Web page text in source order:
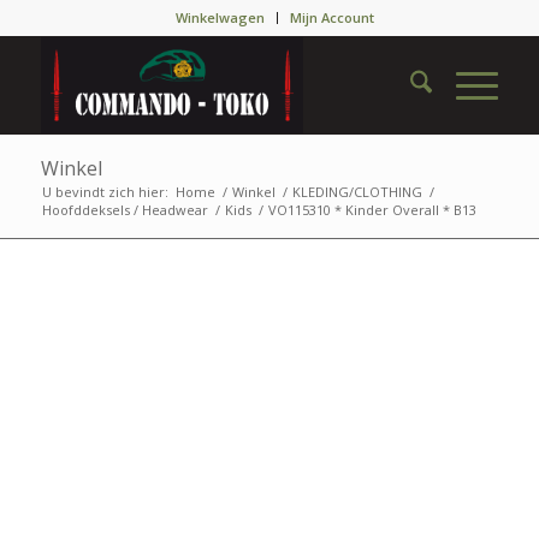
Winkelwagen Mijn Account
Winkel
U bevindt zich hier: Home / Winkel / KLEDING/CLOTHING /
Hoofddeksels / Headwear / Kids / VO115310 * Kinder Overall * B13